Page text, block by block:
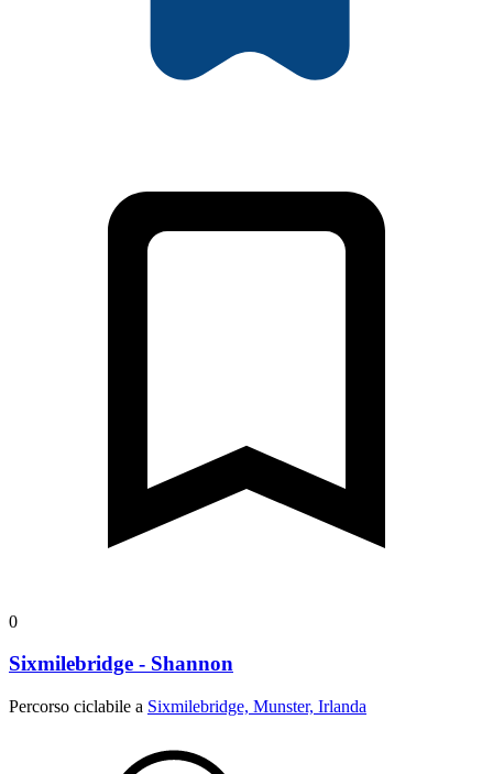
0
Sixmilebridge - Shannon
Percorso ciclabile a Sixmilebridge, Munster, Irlanda